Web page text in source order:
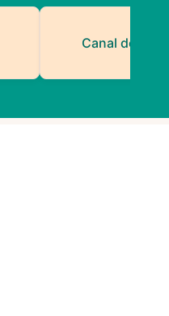
Canal do